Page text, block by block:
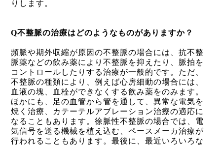
りします。
Q不整脈の治療はどのようなものがありますか？
頻脈や期外収縮が原因の不整脈の場合には、抗不整
脈薬などの飲み薬により不整脈を抑えたり、脈拍を
コントロールしたりする治療が一般的です。ただ、
不整脈の種類により、例えば心房細動の場合には、
血液の塊、血栓ができなくする飲み薬をのみます。
ほかにも、足の血管から管を通して、異常な電気を
焼く治療、カテーテルアブレーション治療の適応に
なることもあります。徐脈性不整脈の場合では、電
気信号を送る機械を植え込む、ペースメーカ治療が
行われることもあります。最後に、最近いろいろな